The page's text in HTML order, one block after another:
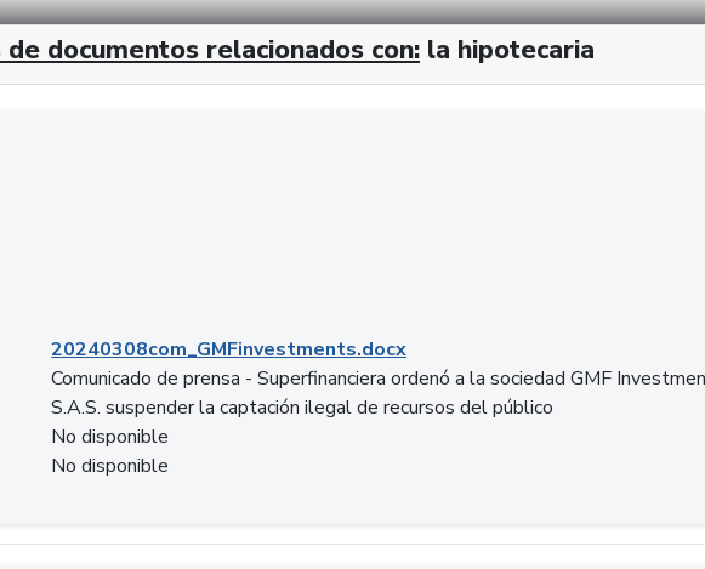
documentos relacionados con: la hipotecaria
20240308com_GMFinvestments.docx
Comunicado de prensa - Superfinanciera ordenó a la sociedad GMF
S.A.S. suspender la captación ilegal de recursos del público
No disponible
No disponible